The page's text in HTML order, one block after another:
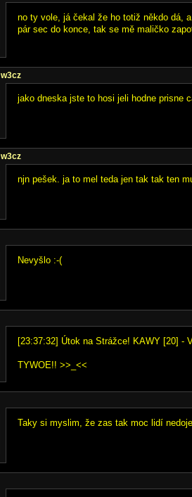
no ty vole, já čekal že ho totiž někdo dá,
pár sec do konce, tak se mě maličko
w3cz
jako dneska jste to hosi jeli hodne prisne
w3cz
njn pešek. ja to mel teda jen tak tak ten
Nevyšlo :-(
[23:37:32] Útok na Strážce! KAWY [20] -
TYWOE!! >>_<<
Taky si myslim, že zas tak moc lidí